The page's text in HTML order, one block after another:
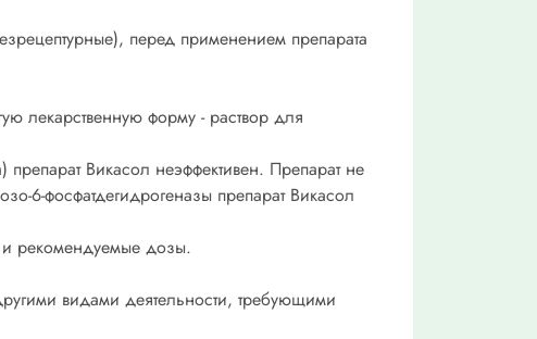
перед применением препарата
лекарственную форму - раствор для
Викасол неэффективен. Препарат не
6-фосфатдегидрогеназы препарат Викасол
рекомендуемые дозы.
видами деятельности, требующими